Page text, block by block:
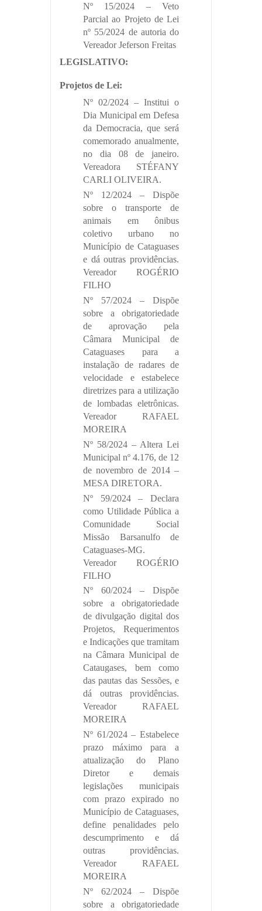
Nº 15/2024 – Veto
Parcial ao Projeto de Lei
nº 55/2024 de autoria do
Vereador Jeferson Freitas
LEGISLATIVO:
Projetos de Lei:
Nº 02/2024 – Institui o
Dia Municipal em Defesa
da Democracia, que será
comemorado anualmente,
no dia 08 de janeiro.
Vereadora STÉFANY
CARLI OLIVEIRA.
Nº 12/2024 – Dispõe
sobre o transporte de
animais em ônibus
coletivo urbano no
Município de Cataguases
e dá outras providências.
Vereador ROGÉRIO
FILHO
Nº 57/2024 – Dispõe
sobre a obrigatoriedade
de aprovação pela
Câmara Municipal de
Cataguases para a
instalação de radares de
velocidade e estabelece
diretrizes para a utilização
de lombadas eletrônicas.
Vereador RAFAEL
MOREIRA
Nº 58/2024 – Altera Lei
Municipal nº 4.176, de 12
de novembro de 2014 –
MESA DIRETORA.
Nº 59/2024 – Declara
como Utilidade Pública a
Comunidade Social
Missão Barsanulfo de
Cataguases-MG.
Vereador ROGÉRIO
FILHO
Nº 60/2024 – Dispõe
sobre a obrigatoriedade
de divulgação digital dos
Projetos, Requerimentos
e Indicações que tramitam
na Câmara Municipal de
Cataugases, bem como
das pautas das Sessões, e
dá outras providências.
Vereador RAFAEL
MOREIRA
Nº 61/2024 – Estabelece
prazo máximo para a
atualização do Plano
Diretor e demais
legislações municipais
com prazo expirado no
Município de Cataguases,
define penalidades pelo
descumprimento e dá
outras providências.
Vereador RAFAEL
MOREIRA
Nº 62/2024 – Dispõe
sobre a obrigatoriedade